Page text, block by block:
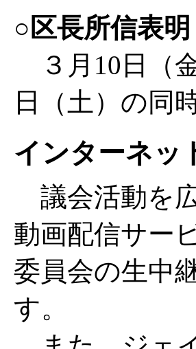
○区長所信表
３月10日（
日（土）の同
インターネッ
議会活動を
動画配信サー
委員会の生中
す。